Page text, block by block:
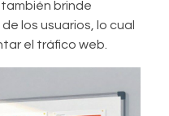
brinde
los usuarios, lo cual
el tráfico web.